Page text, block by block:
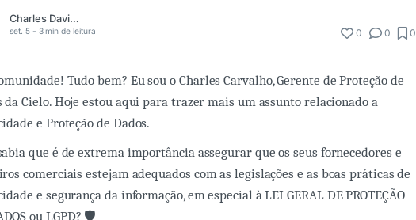
Charles David Carvalho
set. 5 - 3 min de leitura 0 0 0
Tudo bem? Eu sou o Charles Carvalho, Gerente de Proteção de
da Cielo. Hoje estou aqui para trazer mais um assunto relacionado a
e Proteção de Dados.
que é de extrema importância assegurar que os seus fornecedores e
comerciais estejam adequados com as legislações e as boas práticas de
e segurança da informação, em especial à LEI GERAL DE PROTEÇÃO
ou LGPD? 🛡️